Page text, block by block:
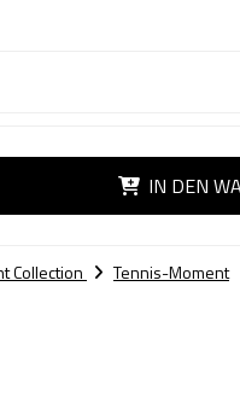
IN DEN
Collection Tennis-Moment